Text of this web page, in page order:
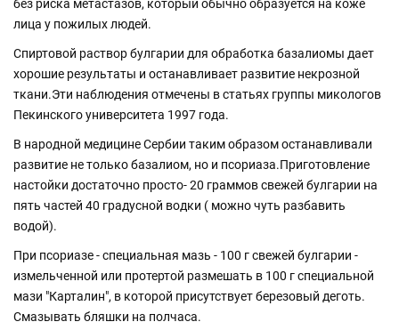
без риска метастазов, который обычно образуется на коже
лица у пожилых людей.
Спиртовой раствор булгарии для обработка базалиомы дает
хорошие результаты и останавливает развитие некрозной
ткани.Эти наблюдения отмечены в статьях группы микологов
Пекинского университета 1997 года.
В народной медицине Сербии таким образом останавливали
развитие не только базалиом, но и псориаза.Приготовление
настойки достаточно просто- 20 граммов свежей булгарии на
пять частей 40 градусной водки ( можно чуть разбавить
водой).
При псориазе - специальная мазь - 100 г свежей булгарии -
измельченной или протертой размешать в 100 г специальной
мази "Карталин", в которой присутствует березовый деготь.
Смазывать бляшки на полчаса.